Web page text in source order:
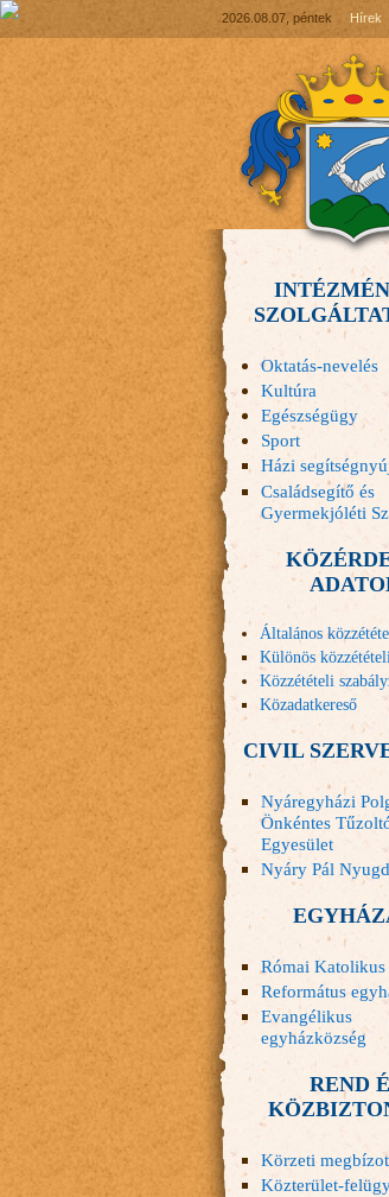
2026.08.07, péntek Hírek
Oktatás-nevelés
Kultúra
Egészségügy
Sport
Házi
Családsegítő és
Gyermekjóléti
Általános
Különös
Közzétételi
Közadatkereső
CIVIL
Nyáregyházi
Önkéntes
Egyesület
Nyáry Pál
Római Katolikus
Református
Evangélikus
egyházközség
REND
Körzeti
Közterület-